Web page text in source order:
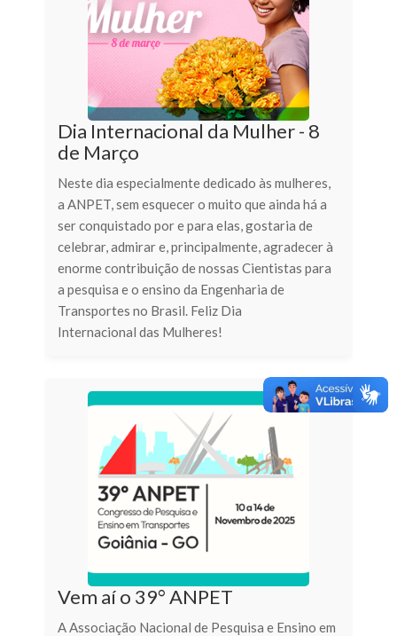
Dia Internacional da Mulher - 8
de Março
Neste dia especialmente dedicado às mulheres,
a ANPET, sem esquecer o muito que ainda há a
ser conquistado por e para elas, gostaria de
celebrar, admirar e, principalmente, agradecer à
enorme contribuição de nossas Cientistas para
a pesquisa e o ensino da Engenharia de
Transportes no Brasil. Feliz Dia
Internacional das Mulheres!
Vem aí o 39° ANPET
A Associação Nacional de Pesquisa e Ensino em